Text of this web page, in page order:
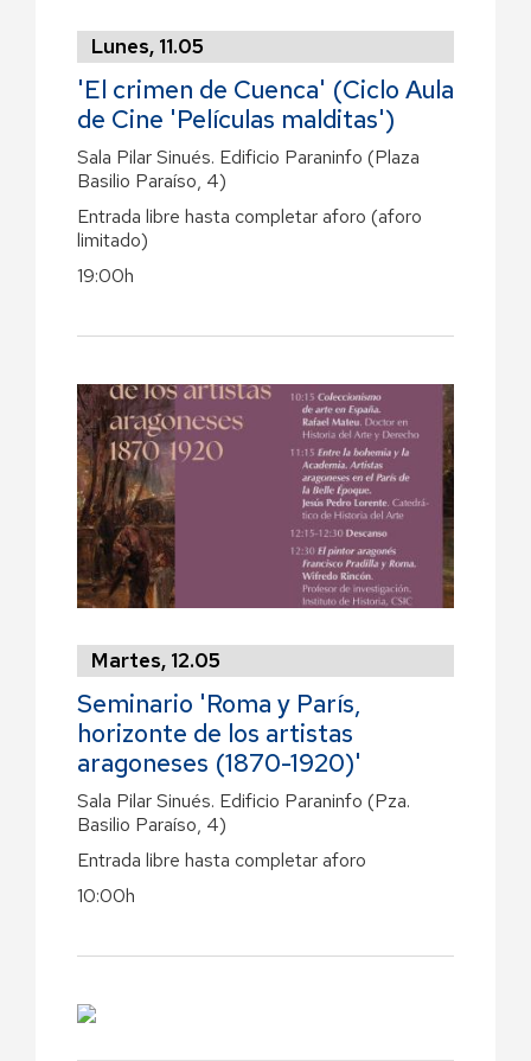
Lunes, 11.05
'El crimen de Cuenca' (Ciclo Aula
de Cine 'Películas malditas')
Sala Pilar Sinués. Edificio Paraninfo (Plaza
Basilio Paraíso, 4)
Entrada libre hasta completar aforo (aforo
limitado)
19:00h
Martes, 12.05
Seminario 'Roma y París,
horizonte de los artistas
aragoneses (1870-1920)'
Sala Pilar Sinués. Edificio Paraninfo (Pza.
Basilio Paraíso, 4)
Entrada libre hasta completar aforo
10:00h